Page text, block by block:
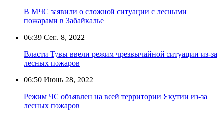
В МЧС заявили о сложной ситуации с лесными
пожарами в Забайкалье
06:39 Сен. 8, 2022
Власти Тувы ввели режим чрезвычайной ситуации из-за
лесных пожаров
06:50 Июнь 28, 2022
Режим ЧС объявлен на всей территории Якутии из-за
лесных пожаров